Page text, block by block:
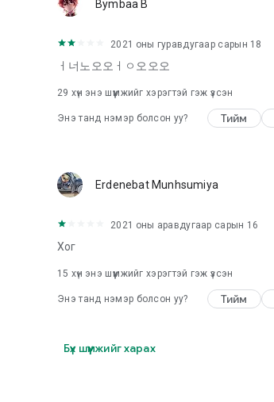
Bymbaa B
2021 оны гуравдугаар сарын 18
ㅓ너노오오ㅓㅇ오오오
29 хүн энэ шүүмжийг хэрэгтэй гэж үзсэн
Энэ танд нэмэр болсон уу? Тийм
Erdenebat Munhsumiya
2021 оны аравдугаар сарын 16
Хог
15 хүн энэ шүүмжийг хэрэгтэй гэж үзсэн
Энэ танд нэмэр болсон уу? Тийм
Бүх шүүмжийг харах